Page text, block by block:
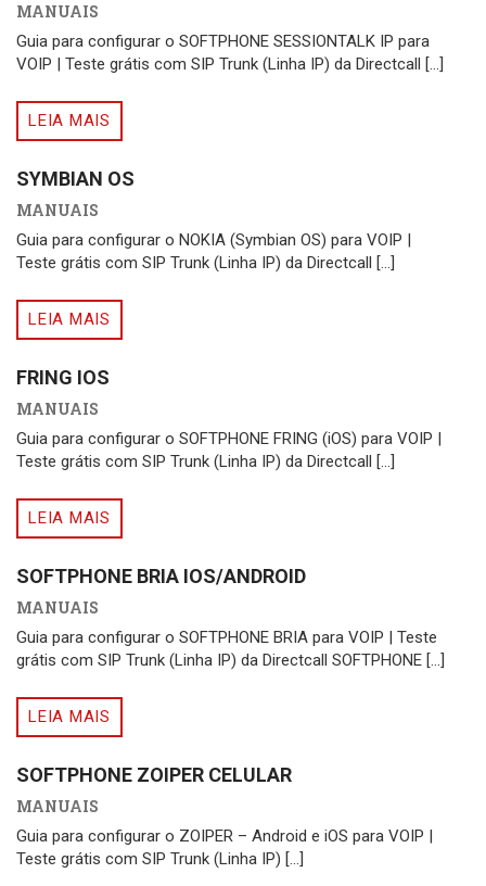
MANUAIS
Guia para configurar o SOFTPHONE SESSIONTALK IP para
VOIP | Teste grátis com SIP Trunk (Linha IP) da Directcall [...]
LEIA MAIS
SYMBIAN OS
MANUAIS
Guia para configurar o NOKIA (Symbian OS) para VOIP |
Teste grátis com SIP Trunk (Linha IP) da Directcall [...]
LEIA MAIS
FRING IOS
MANUAIS
Guia para configurar o SOFTPHONE FRING (iOS) para VOIP |
Teste grátis com SIP Trunk (Linha IP) da Directcall [...]
LEIA MAIS
SOFTPHONE BRIA IOS/ANDROID
MANUAIS
Guia para configurar o SOFTPHONE BRIA para VOIP | Teste
grátis com SIP Trunk (Linha IP) da Directcall SOFTPHONE [...]
LEIA MAIS
SOFTPHONE ZOIPER CELULAR
MANUAIS
Guia para configurar o ZOIPER – Android e iOS para VOIP |
Teste grátis com SIP Trunk (Linha IP) [...]